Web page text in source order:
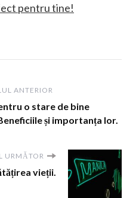
pentru tine!
ANTERIOR
o stare de bine
și importanța lor.
URMĂTOR
vieții.